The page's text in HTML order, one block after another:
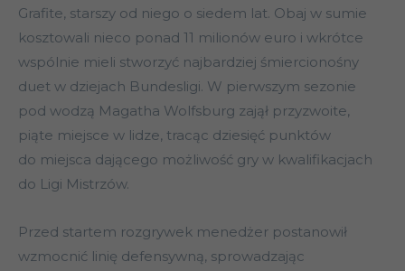
Grafite, starszy od niego o siedem lat. Obaj w sumie
kosztowali nieco ponad 11 milionów euro i wkrótce
wspólnie mieli stworzyć najbardziej śmiercionośny
duet w dziejach Bundesligi. W pierwszym sezonie
pod wodzą Magatha Wolfsburg zajął przyzwoite,
piąte miejsce w lidze, tracąc dziesięć punktów
do miejsca dającego możliwość gry w kwalifikacjach
do Ligi Mistrzów.
Przed startem rozgrywek menedżer postanowił
wzmocnić linię defensywną, sprowadzając